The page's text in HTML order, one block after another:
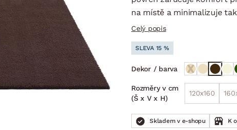
DOMÁCÍ SPOTŘEBIČE ZAHRADNÍ
na místě a minimalizuje
Celý popis
SLEVA 15 %
Dekor / barva
Rozměry v cm
(Š x V x H)
120x160
Skladem v e-shopu K